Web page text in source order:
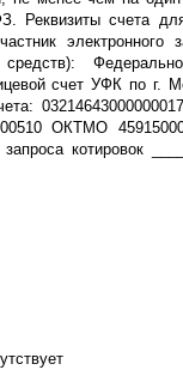
Реквизиты счета
электронного
счет УФК по г.
ОКТМО
котировок